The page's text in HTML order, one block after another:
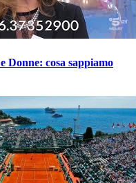
Donne: cosa sappiamo